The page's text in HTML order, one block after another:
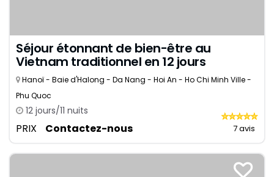
Séjour étonnant de bien-être au
Vietnam traditionnel en 12 jours
Hanoï - Baie d'Halong - Da Nang - Hoi An - Ho Chi Minh Ville -
Phu Quoc
12 jours/11 nuits
PRIX Contactez-nous 7 avis